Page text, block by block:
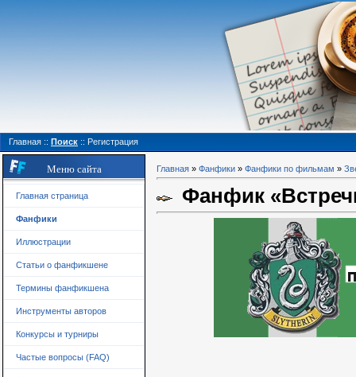
Главная :: Поиск :: Регистрация
Меню сайта
Главная страница
Фанфики
Иллюстрации
Статьи о фанфикшене
Термины фанфикшена
Инструменты авторов
Конкурсы и турниры
Частые вопросы (FAQ)
Главная » Фанфики » Фанфики по фильмам »
Фанфик